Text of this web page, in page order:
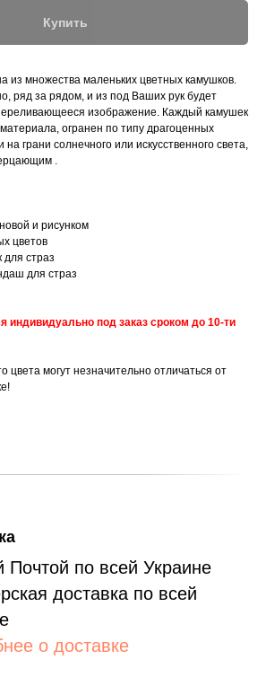
Купить
из множества маленьких цветных камушков.
ряд за рядом, и из под Ваших рук будет
изображение. Каждый камушек
огранен по типу драгоценных
грани солнечного или искусственного света,
.
и рисунком
цветов
для страз
для страз
индивидуально под заказ сроком до 10-ти
цвета могут незначительно отличаться от
Почтой по всей Украине
доставка по всей
о доставке